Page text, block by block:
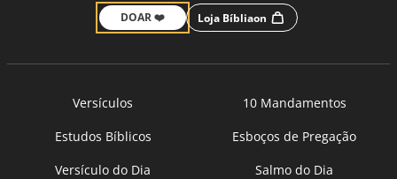
DOAR ❤️ Loja Bíbliaon
Versículos
10 Mandamentos
Estudos Bíblicos
Esboços de Pregação
Versículo do Dia
Salmo do Dia